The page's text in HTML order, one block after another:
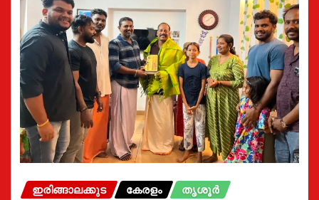
ഇരിങ്ങാലക്കുട കേരളം
തൃശൂർ